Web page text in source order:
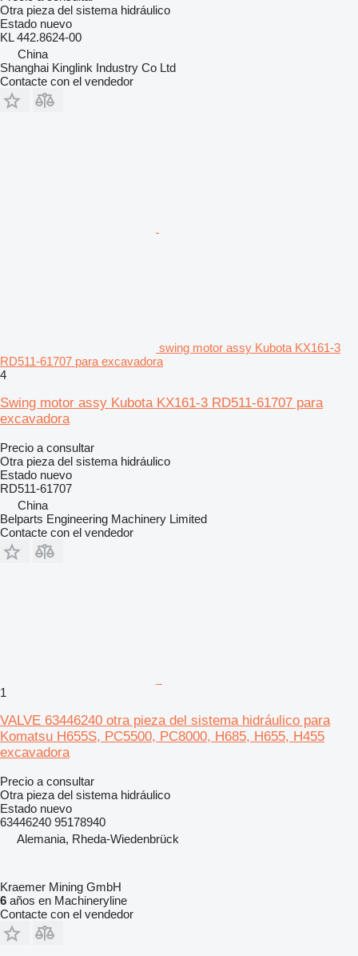
Otra pieza del sistema hidráulico
Estado nuevo
KL 442.8624-00
China
Shanghai Kinglink Industry Co Ltd
Contacte con el vendedor
swing motor assy Kubota KX161-3
RD511-61707 para excavadora
4
Swing motor assy Kubota KX161-3 RD511-61707 para
excavadora
Precio a consultar
Otra pieza del sistema hidráulico
Estado nuevo
RD511-61707
China
Belparts Engineering Machinery Limited
Contacte con el vendedor
1
VALVE 63446240 otra pieza del sistema hidráulico para
Komatsu H655S, PC5500, PC8000, H685, H655, H455
excavadora
Precio a consultar
Otra pieza del sistema hidráulico
Estado nuevo
63446240 95178940
Alemania, Rheda-Wiedenbrück
Kraemer Mining GmbH
6 años en Machineryline
Contacte con el vendedor